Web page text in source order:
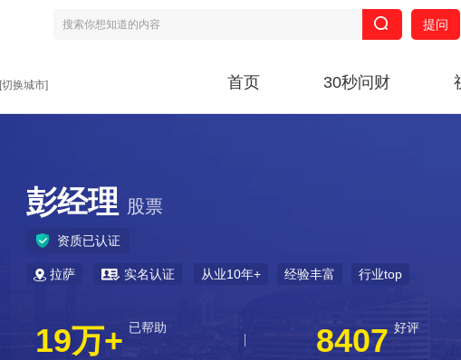
提问
[切换城市] 首页 30秒问财
彭经理 股票
资质已认证
拉萨 实名认证 从业10年+ 经验丰富 行业top
19万+ 已帮助 8407 好评